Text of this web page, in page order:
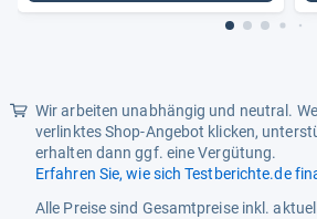
Wir arbeiten unabhängig und neutral.
verlinktes Shop-Angebot klicken,
erhalten dann ggf. eine Vergütung.
Erfahren Sie, wie sich Testberichte.de
Alle Preise sind Gesamtpreise inkl.